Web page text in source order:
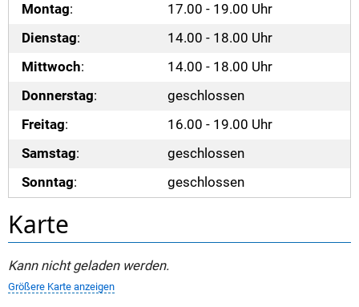
Montag:
17.00 - 19.00 Uhr
Dienstag:
14.00 - 18.00 Uhr
Mittwoch:
14.00 - 18.00 Uhr
Donnerstag:
geschlossen
Freitag:
16.00 - 19.00 Uhr
Samstag:
geschlossen
Sonntag: geschlossen
Karte
Kann nicht geladen werden.
Größere Karte anzeigen